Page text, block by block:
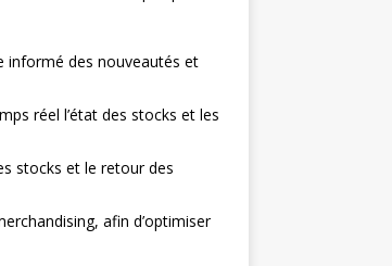
informé des nouveautés et
réel l’état des stocks et les
stocks et le retour des
afin d’optimiser